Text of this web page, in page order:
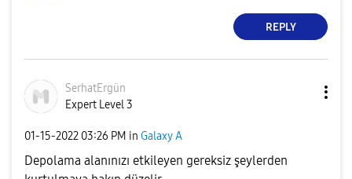
REPLY
SerhatErgün
Expert Level 3
‎01-15-2022 03:26 PM in Galaxy A
Depolama alanınızı etkileyen gereksiz şeylerden